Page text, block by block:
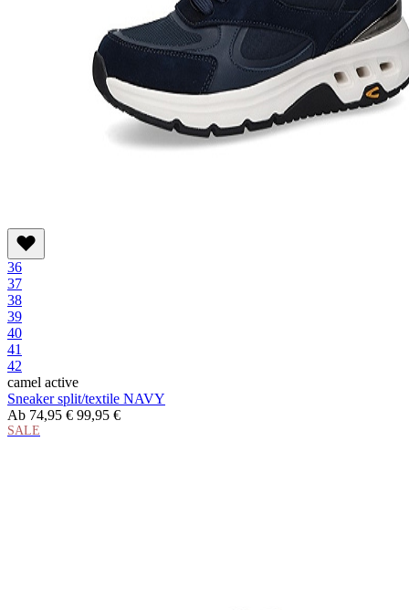
36
37
38
39
40
41
42
camel active
Sneaker split/textile NAVY
Ab 74,95 € 99,95 €
SALE